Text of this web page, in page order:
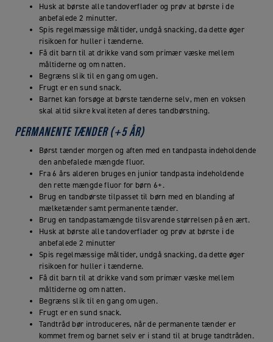
Husk at børste alle tandoverflader og prøv at børste i de
anbefalede 2 minutter.
Spis regelmæssige måltider, undgå snacking, da dette øger
risikoen for huller i tænderne.
Få dit barn til at drikke vand som primær væske mellem
måltiderne og om natten.
Begræns slik til en gang om ugen.
Frugt er en sund snack.
Barnet kan forsøge at børste tænderne selv, men en voksen
skal altid sikre kvaliteten af deres tandbørstning.
PERMANENTE TÆNDER (+5 ÅR)
Børst tænder morgen og aften med en tandpasta indeholdende
den anbefalede mængde fluor.
Fra 6 års alderen bruges en junior tandpasta indeholdende
den rette mængde fluor for børn 6+.
Brug en tandbørste tilpasset til børn med en blanding af
mælketænder samt permanente tænder.
Brug en tandpastamængde tilsvarende størrelsen på en ært.
Husk at børste alle tandoverflader og prøv at børste i de
anbefalede 2 minutter
Spis regelmæssige måltider, undgå snacking, da dette øger
risikoen for huller i tænderne.
Få dit barn til at drikke vand som primær væske mellem
måltiderne og om natten.
Begræns slik til en gang om ugen.
Frugt er en sund snack.
Tandtråd bør introduceres, når de permanente tænder er
kommet frem og barnet selv er i stand til at bruge tandtråden.